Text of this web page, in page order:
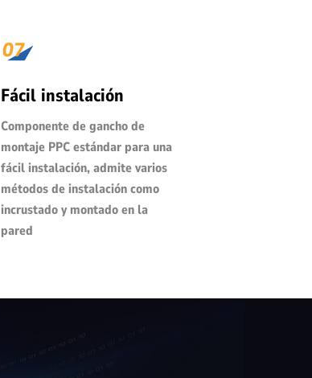
Fácil instalación
Componente de gancho de
montaje PPC estándar para una
fácil instalación, admite varios
métodos de instalación como
incrustado y montado en la
pared